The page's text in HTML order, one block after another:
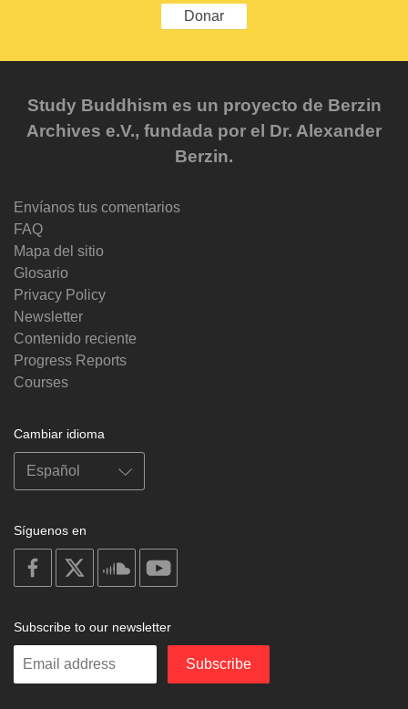
Donar
Study Buddhism es un proyecto de Berzin
Archives e.V., fundada por el Dr. Alexander
Berzin.
Envíanos tus comentarios
FAQ
Mapa del sitio
Glosario
Privacy Policy
Newsletter
Contenido reciente
Progress Reports
Courses
Cambiar idioma
Síguenos en
on
facebook
soundcloud
Subscribe to our newsletter
Enter
Subscribe